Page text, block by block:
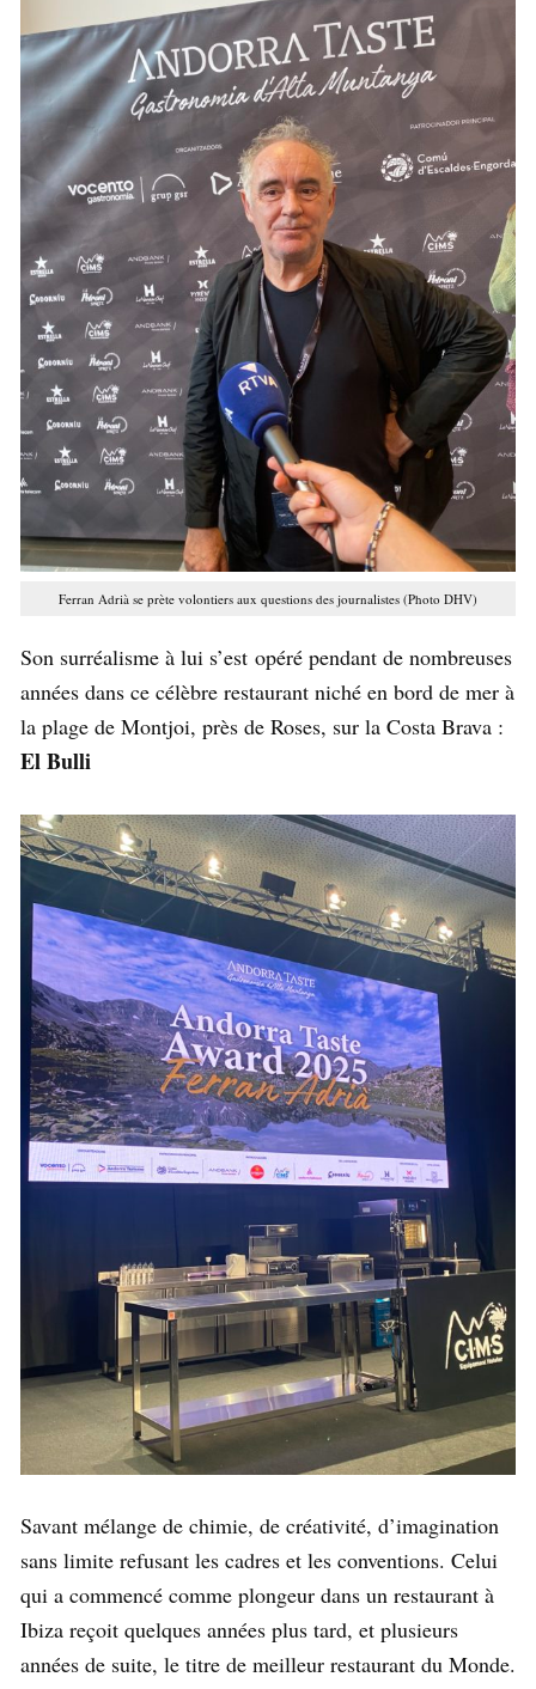
Ferran Adrià se prète volontiers aux questions des journalistes (Photo DHV)
Son surréalisme à lui s’est opéré pendant de nombreuses
années dans ce célèbre restaurant niché en bord de mer à
la plage de Montjoi, près de Roses, sur la Costa Brava :
El Bulli
Savant mélange de chimie, de créativité, d’imagination
sans limite refusant les cadres et les conventions. Celui
qui a commencé comme plongeur dans un restaurant à
Ibiza reçoit quelques années plus tard, et plusieurs
années de suite, le titre de meilleur restaurant du Monde.